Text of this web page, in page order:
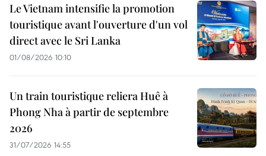
Le Vietnam intensifie la promotion
touristique avant l'ouverture d'un vol
direct avec le Sri Lanka
01/08/2026 10:10
Un train touristique reliera Huê à
Phong Nha à partir de septembre
2026
31/07/2026 14:55